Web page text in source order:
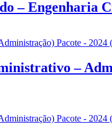
– Engenharia
–